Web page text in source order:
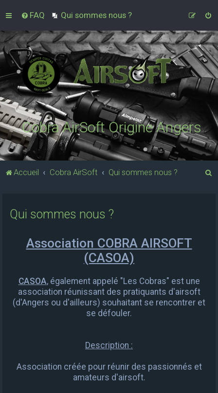
FAQ Qui sommes nous ?
Cobra AirSoft Origine Angers
Accueil Cobra AirSoft Qui sommes nous ?
Qui sommes nous ?
Association COBRA AIRSOFT
(CASOA)
CASOA, également appelé "Les Cobras" est une
association réunissant des pratiquants d'airsoft
(d'Angers ou d'ailleurs) souhaitant se rencontrer et
se défouler.
Description :
Association créée pour réunir des passionnés et
amateurs d'airsoft.